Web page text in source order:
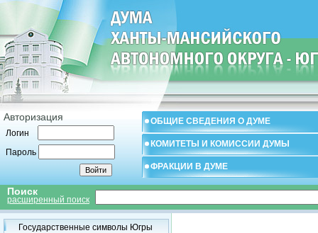
Авторизация
Логин
Пароль
ОБЩИЕ СВЕДЕНИЯ О ДУМЕ
КОМИТЕТЫ И КОМИССИИ ДУМЫ
ФРАКЦИИ В ДУМЕ
Поиск
расширенный поиск
Государственные символы Югры